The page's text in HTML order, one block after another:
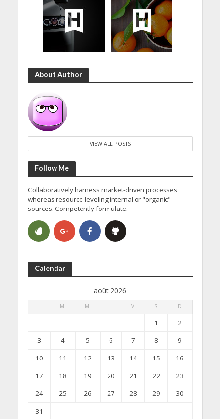
About Author
VIEW ALL POSTS
Follow Me
Collaboratively harness market-driven processes
whereas resource-leveling internal or "organic"
sources. Competently formulate.
Calendar
août 2026
L M M J V S D
1
2
3
4 5 6 7 8
9
10
11 12 13 14 15
16
17
18 19 20 21 22
23
24
25 26 27 28 29
30
31